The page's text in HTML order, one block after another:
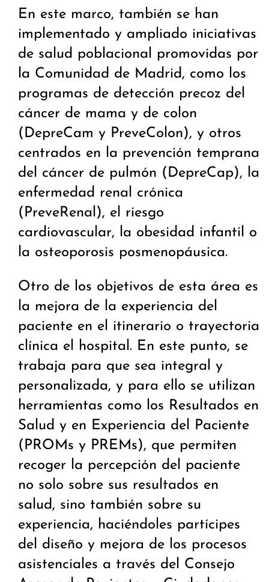
En este marco, también se han
implementado y ampliado iniciativas
de salud poblacional promovidas por
la Comunidad de Madrid, como los
programas de detección precoz del
cáncer de mama y de colon
(DepreCam y PreveColon), y otros
centrados en la prevención temprana
del cáncer de pulmón (DepreCap), la
enfermedad renal crónica
(PreveRenal), el riesgo
cardiovascular, la obesidad infantil o
la osteoporosis posmenopáusica.
Otro de los objetivos de esta área es
la mejora de la experiencia del
paciente en el itinerario o trayectoria
clínica el hospital. En este punto, se
trabaja para que sea integral y
personalizada, y para ello se utilizan
herramientas como los Resultados en
Salud y en Experiencia del Paciente
(PROMs y PREMs), que permiten
recoger la percepción del paciente
no solo sobre sus resultados en
salud, sino también sobre su
experiencia, haciéndoles partícipes
del diseño y mejora de los procesos
asistenciales a través del Consejo